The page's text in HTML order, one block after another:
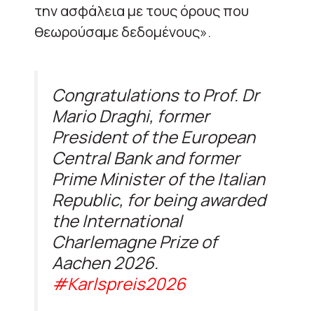
την ασφάλεια με τους όρους που
θεωρούσαμε δεδομένους».
Congratulations to Prof. Dr
Mario Draghi, former
President of the European
Central Bank and former
Prime Minister of the Italian
Republic, for being awarded
the International
Charlemagne Prize of
Aachen 2026.
#Karlspreis2026